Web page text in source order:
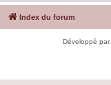
Index du forum
Développé par